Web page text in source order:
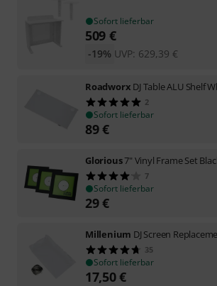
Sofort lieferbar
509 €
UVP: 629,39 €
-19%
Roadworx DJ Table ALU Shelf
2
Sofort lieferbar
89€
Glorious7" Vinyl Frame Set
7
Sofort lieferbar
29€
Millenium DJ Screen
35
Sofort lieferbar
17,50€